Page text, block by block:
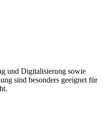
und Digitalisierung sowie
sind besonders geeignet für